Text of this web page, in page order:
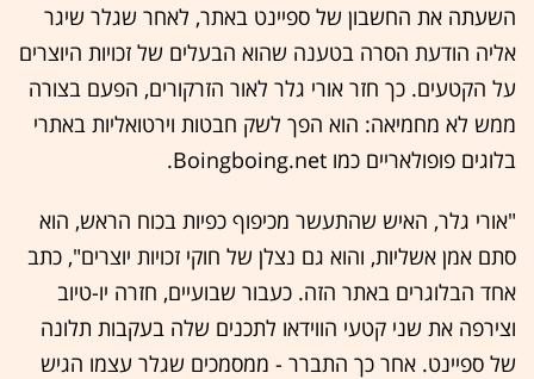
השעתה את החשבון של ספיינט באתר, לאחר שגלר שיגר
אליה הודעת הסרה בטענה שהוא הבעלים של זכויות היוצרים
על הקטעים. כך חזר אורי גלר לאור הזרקורים, הפעם בצורה
ממש לא מחמיאה: הוא הפך לשק חבטות וירטואליות באתרי
בלוגים פופולאריים כמו Boingboing.net.
"אורי גלר, האיש שהתעשר מכיפוף כפיות בכוח הראש, הוא
סתם אמן אשליות, והוא גם נצלן של חוקי זכויות יוצרים", כתב
אחד הבלוגרים באתר הזה. כעבור שבועיים, חזרה יו-טיוב
וצירפה את שני קטעי הווידאו לתכנים שלה בעקבות תלונה
של ספיינט. אחר כך התברר - ממסמכים שגלר עצמו הגיש